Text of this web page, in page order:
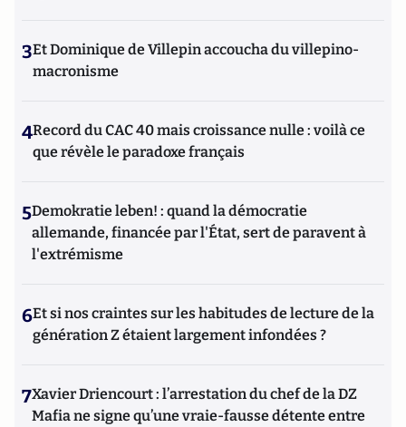
3Et Dominique de Villepin accoucha du villepino-
macronisme
4Record du CAC 40 mais croissance nulle : voilà ce
que révèle le paradoxe français
5Demokratie leben! : quand la démocratie
allemande, financée par l'État, sert de paravent à
l'extrémisme
6Et si nos craintes sur les habitudes de lecture de la
génération Z étaient largement infondées ?
7Xavier Driencourt : l’arrestation du chef de la DZ
Mafia ne signe qu’une vraie-fausse détente entre